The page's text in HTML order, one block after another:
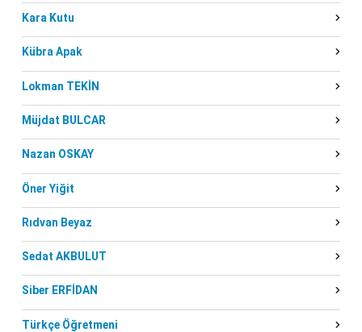
Kara Kutu
Kübra Apak
Lokman TEKİN
Müjdat BULCAR
Nazan OSKAY
Öner Yiğit
Rıdvan Beyaz
Sedat AKBULUT
Siber ERFİDAN
Türkçe Öğretmeni